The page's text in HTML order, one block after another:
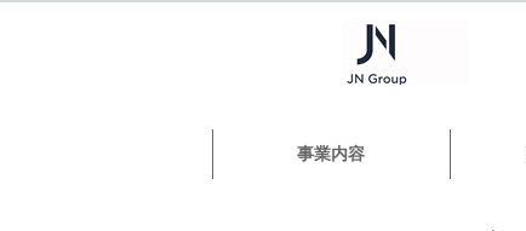
事業内容